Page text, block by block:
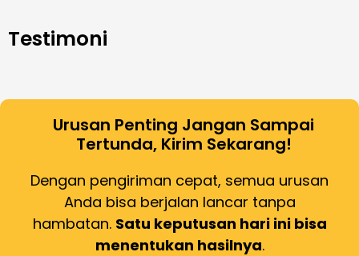
Testimoni
Urusan Penting Jangan Sampai
Tertunda, Kirim Sekarang!
Dengan pengiriman cepat, semua urusan
Anda bisa berjalan lancar tanpa
hambatan. Satu keputusan hari ini bisa
menentukan hasilnya.